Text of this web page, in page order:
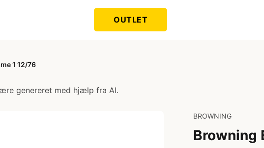
OUTLET
1 12/76
genereret med hjælp fra AI.
BROWNING
Browning